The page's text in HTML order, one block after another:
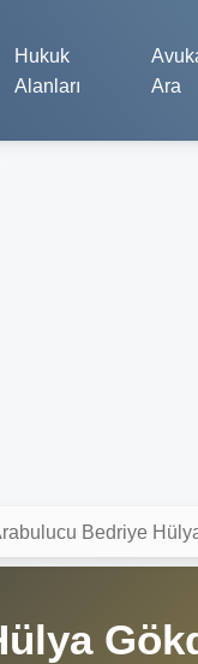
Hukuk
Alanları
Ara
Bedriye